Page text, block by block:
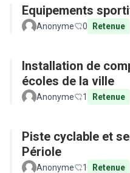
Equipements
Anonyme 0 Retenue
Installation de
écoles de la ville
Anonyme 1 Retenue
Piste cyclable et
Périole
Anonyme 1 Retenue